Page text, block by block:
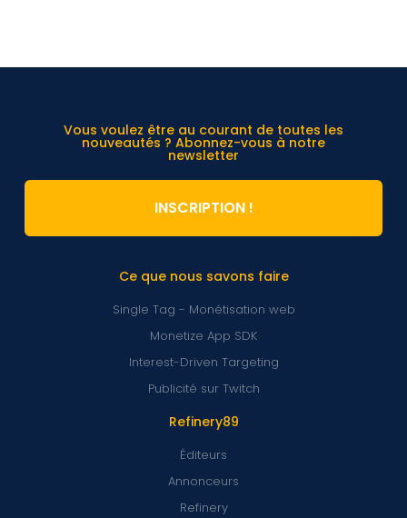
Refinery89
Éditeurs
Annonceurs
Refinery
Ce que nous savons faire
Single Tag - Monétisation web
Monetize App SDK
Interest-Driven Targeting
Publicité sur Twitch
Vous voulez être au courant de toutes les
nouveautés ? Abonnez-vous à notre
newsletter
INSCRIPTION !